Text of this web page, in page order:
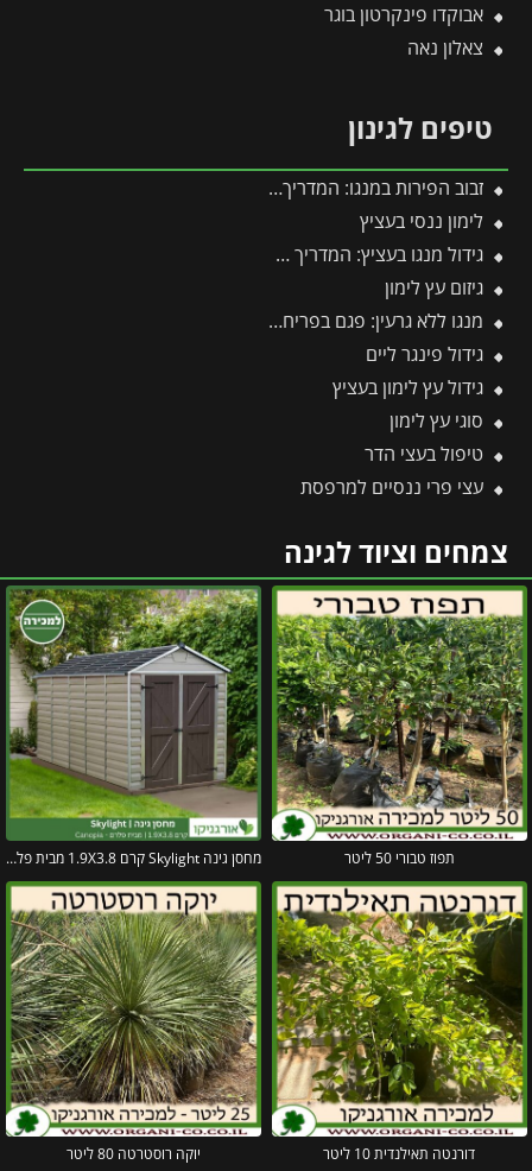
אבוקדו פינקרטון בוגר
צאלון נאה
טיפים לגינון
זבוב הפירות במנגו: המדריך המלא להגנה על היבול מפני עקיצות וריקבון
לימון ננסי בעציץ
גידול מנגו בעציץ: המדריך המלא למקסום פרי במרפסת ובגינה
גיזום עץ לימון
מנגו ללא גרעין: פגם בפריחה או יתרון אקזוטי?
גידול פינגר ליים
גידול עץ לימון בעציץ
סוגי עץ לימון
טיפול בעצי הדר
עצי פרי ננסיים למרפסת
צמחים וציוד לגינה
תפוז טבורי 50 ליטר מחסן גינה Skylight קרם 1.9X3.8 מבית פלרם – קנופיה
דורנטה תאילנדית 10 ליטר יוקה רוסטרטה 80 ליטר